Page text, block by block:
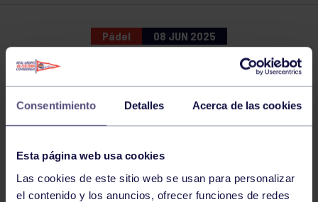
Consentimiento Detalles Acerca de las cookies
Esta página web usa cookies
Las cookies de este sitio web se usan para personalizar
el contenido y los anuncios, ofrecer funciones de redes
Pádel 08 JUN 2025
NOTICIAS RELACIONADAS